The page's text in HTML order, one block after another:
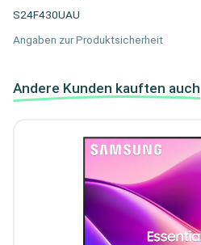
S24F430UAU
Angaben zur Produktsicherheit
Andere Kunden kauften auch